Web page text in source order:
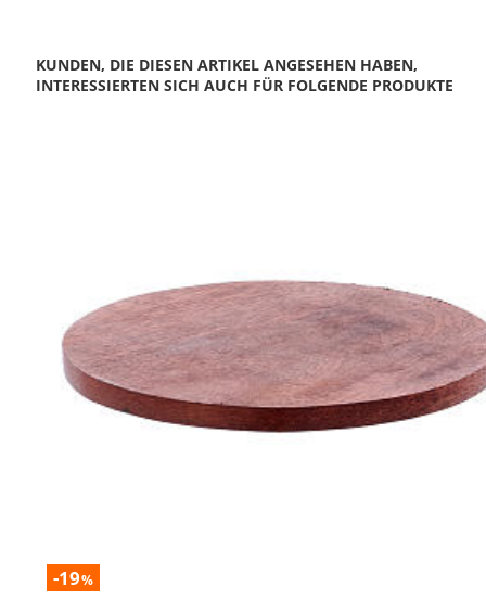
KUNDEN, DIE DIESEN ARTIKEL ANGESEHEN HABEN,
INTERESSIERTEN SICH AUCH FÜR FOLGENDE PRODUKTE
-19%